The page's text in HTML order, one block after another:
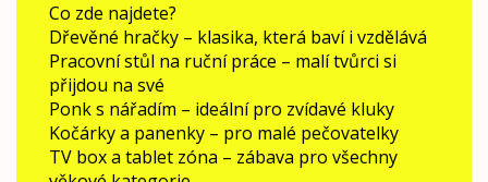
Co zde najdete?
Dřevěné hračky – klasika, která baví i vzdělává
Pracovní stůl na ruční práce – malí tvůrci si
přijdou na své
Ponk s nářadím – ideální pro zvídavé kluky
Kočárky a panenky – pro malé pečovatelky
TV box a tablet zóna – zábava pro všechny